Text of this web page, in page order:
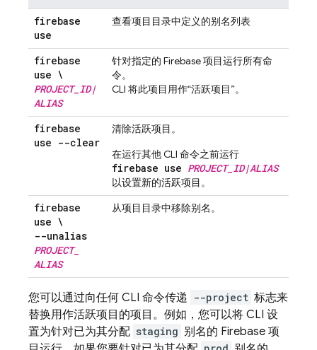
firebase
use
查看项目目录中定义的别名列表
firebase
use \
PROJECT_ ID|
ALIAS
针对指定的 Firebase 项目运行所有命
令。
CLI 将此项目用作“活跃项目”。
firebase
use --clear
清除活跃项目。
在运行其他 CLI 命令之前运行
firebase use PROJECT_ID|ALIAS
以设置新的活跃项目。
firebase
use \
--unalias
PROJECT_
ALIAS
从项目目录中移除别名。
您可以通过向任何 CLI 命令传递 --project 标志来
替换用作活跃项目的项目。例如，您可以将 CLI 设
置为针对已为其分配 staging 别名的 Firebase 项